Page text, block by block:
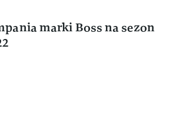
marki Boss na sezon